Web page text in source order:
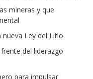
mineras y que
Ley del Litio
del liderazgo
para impulsar